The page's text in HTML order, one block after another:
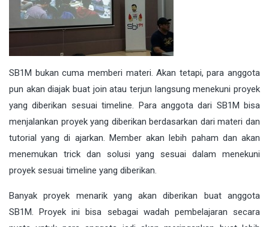
SB1M bukan cuma memberi materi. Akan tetapi, para anggota
pun akan diajak buat join atau terjun langsung menekuni proyek
yang diberikan sesuai timeline. Para anggota dari SB1M bisa
menjalankan proyek yang diberikan berdasarkan dari materi dan
tutorial yang di ajarkan. Member akan lebih paham dan akan
menemukan trick dan solusi yang sesuai dalam menekuni
proyek sesuai timeline yang diberikan.
Banyak proyek menarik yang akan diberikan buat anggota
SB1M. Proyek ini bisa sebagai wadah pembelajaran secara